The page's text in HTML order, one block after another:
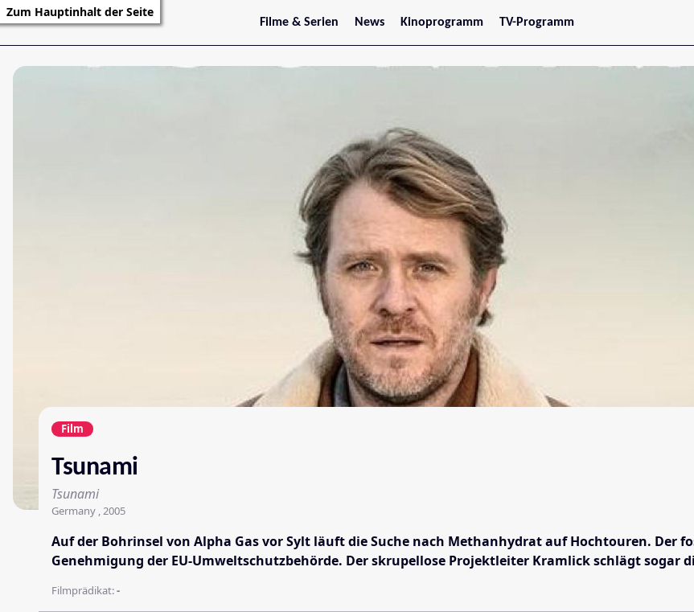
Zum Hauptinhalt der Seite
Filme & Serien
Trailer
News
Stars
Kinoprogramm
Jetzt im Kino
Burgenland
Kärnten
Salzburg
Tirol
Vorarlberg
TV-Programm
Film
Tsunami
Tsunami
Germany , 2005
Auf der Bohrinsel von Alpha Gas vor Sylt läuft die Suche nach Methanhydrat auf Hochtouren.
Genehmigung der EU-Umweltschutzbehörde. Der skrupellose Projektleiter Kramlick schlägt
Filmprädikat:-